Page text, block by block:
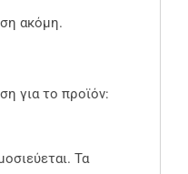
ακόμη.
για το προϊόν:
Τα